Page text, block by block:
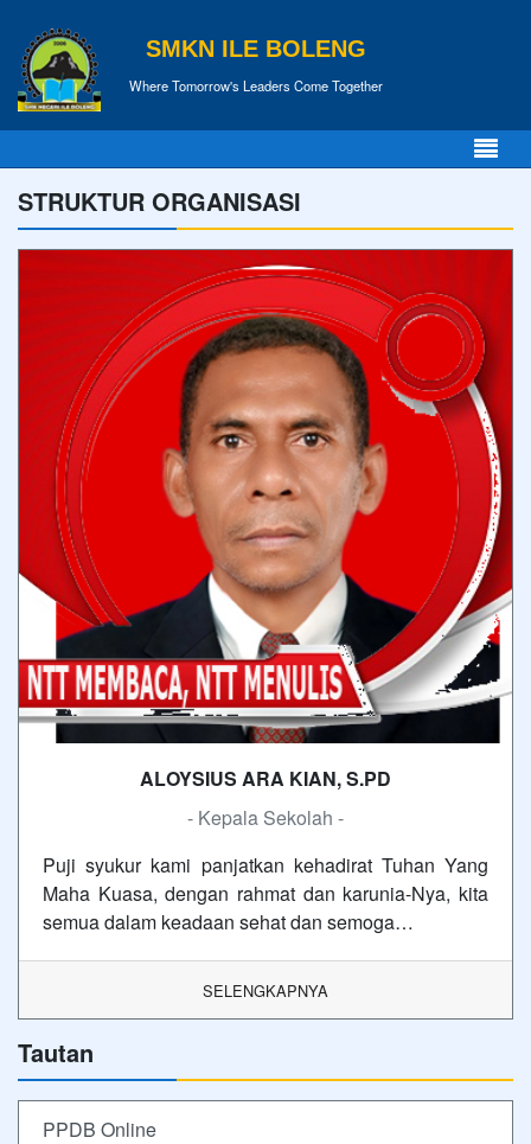
SMKN ILE BOLENG
Where Tomorrow's Leaders Come Together
STRUKTUR ORGANISASI
ALOYSIUS ARA KIAN, S.PD
- Kepala Sekolah -
Puji syukur kami panjatkan kehadirat Tuhan Yang
Maha Kuasa, dengan rahmat dan karunia-Nya, kita
semua dalam keadaan sehat dan semoga…
SELENGKAPNYA
Tautan
PPDB Online